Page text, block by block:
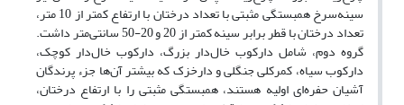
سینه‌سرخ همبستگی مثبتی با تعداد درختان با ارتفاع کمتر از 10 متر،
تعداد درختان با قطر برابر سینه کمتر از 20 و 20-50 سانتی‌متر داشت.
گروه دوم، شامل دارکوب خال‌دار بزرگ، دارکوب خال‌دار کوچک،
دارکوب سیاه، کمرکلی جنگلی و دارخزک که بیشتر آن‌ها جزء پرندگان
آشیان حفره‌ای اولیه هستند، همبستگی مثبتی را با ارتفاع درختان،